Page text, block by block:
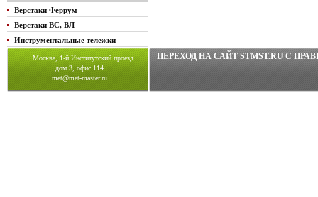
Верстаки Феррум
Верстаки ВС, ВЛ
Инструментальные тележки
Москва, 1-й Институтский проезд
дом 3, офис 114
met@met-master.ru
ПЕРЕХОД НА САЙТ STMST.RU C